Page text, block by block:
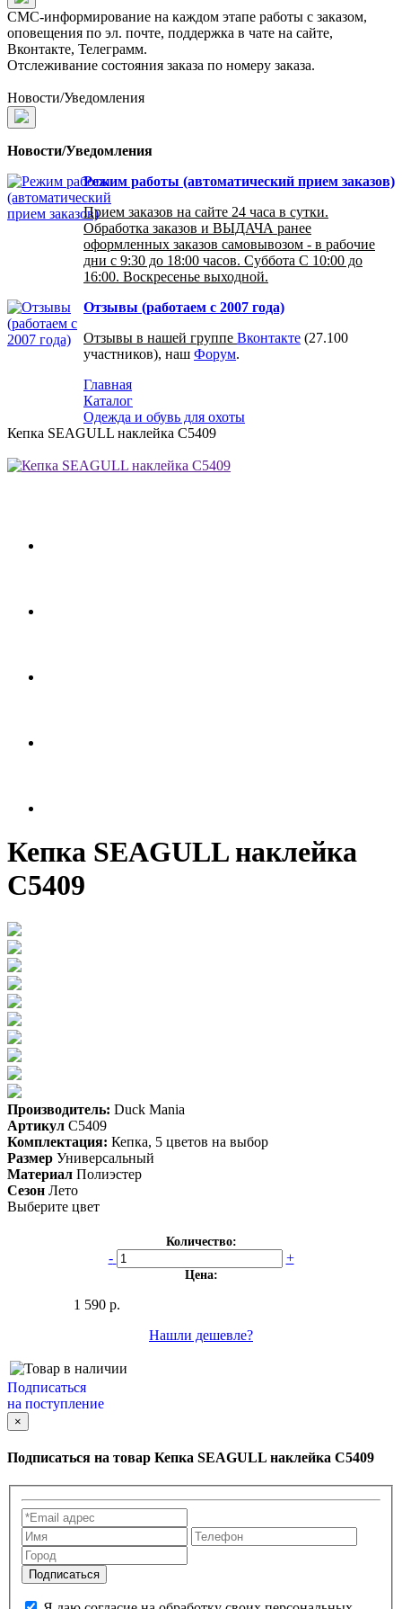
СМС-информирование на каждом этапе работы с заказом,
оповещения по эл. почте, поддержка в чате на сайте,
Вконтакте, Телеграмм.
Отслеживание состояния заказа по номеру заказа.
Новости/Уведомления
Новости/Уведомления
Режим работы (автоматический прием заказов)
Прием заказов на сайте 24 часа в сутки.
Обработка заказов и ВЫДАЧА ранее
оформленных заказов самовывозом - в рабочие
дни с 9:30 до 18:00 часов. Суббота С 10:00 до
16:00. Воскресенье выходной.
Отзывы (работаем с 2007 года)
Отзывы в нашей группе Вконтакте (27.100
участников), наш Форум.
Главная
Каталог
Одежда и обувь для охоты
Кепка SEAGULL наклейка С5409
Кепка SEAGULL наклейка
С5409
Производитель: Duck Mania
Артикул C5409
Комплектация: Кепка, 5 цветов на выбор
Размер Универсальный
Материал Полиэстер
Сезон Лето
Выберите цвет
Количество:
- +
Цена:
1 590 р.
Нашли дешевле?
Подписаться
на поступление
×
Подписаться на товар Кепка SEAGULL наклейка С5409